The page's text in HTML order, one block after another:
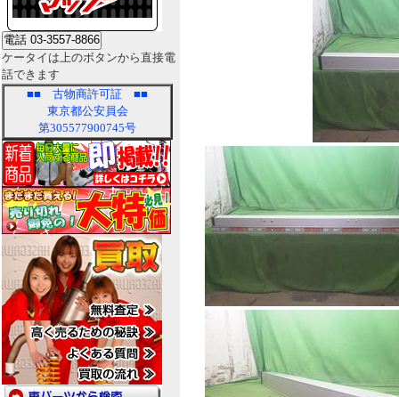
ケータイは上のボタンから直接電
話できます
■■ 古物商許可証 ■■
東京都公安員会
第305577900745号